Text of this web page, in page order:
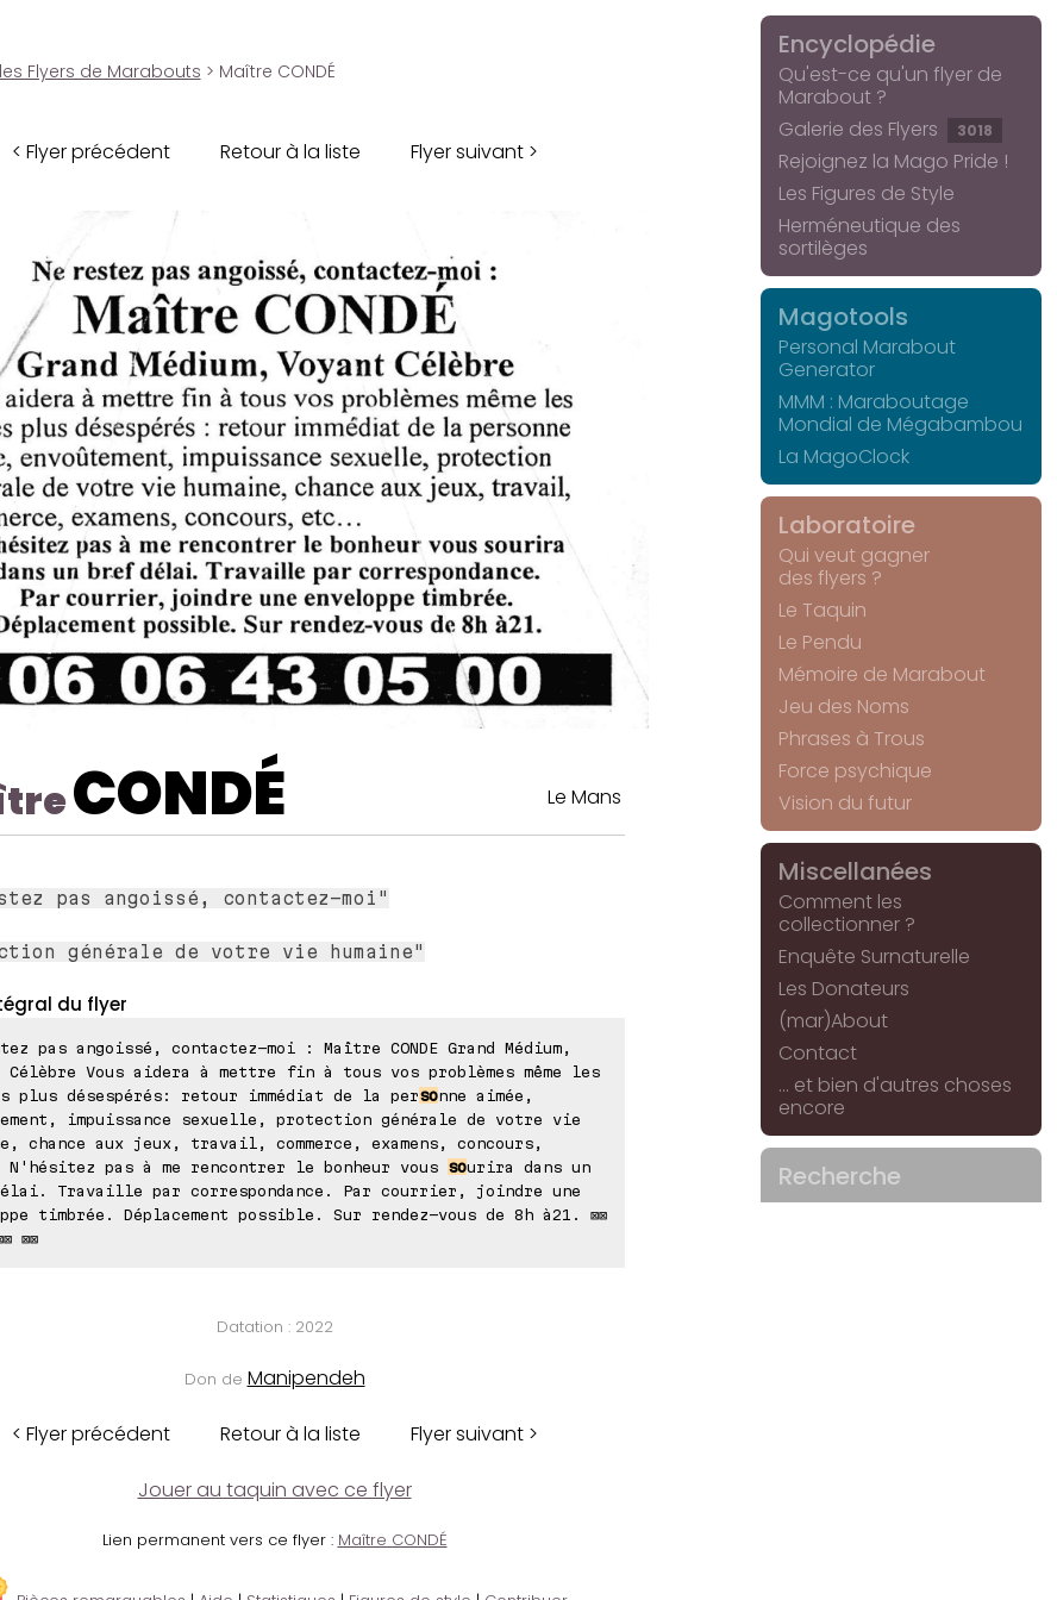
Flyers de Marabouts > Maître CONDÉ
< Flyer précédent Retour à la liste Flyer suivant >
CONDÉ Le Mans
pas angoissé, contactez-moi"
générale de votre vie humaine"
du flyer
pas angoissé, contactez-moi : Maître CONDE Grand Médium,
Célèbre Vous aidera à mettre fin à tous vos problèmes même les
plus désespérés: retour immédiat de la personne aimée,
impuissance sexuelle, protection générale de votre vie
chance aux jeux, travail, commerce, examens, concours,
pas à me rencontrer le bonheur vous
sourira dans un
Travaille par correspondance. Par courrier, joindre une
timbrée. Déplacement possible. Sur rendez-vous de 8h à21. ⊠⊠
⊠⊠
Datation : 2022
Don de Manipendeh
< Flyer précédent Retour à la liste Flyer suivant >
Jouer au taquin avec ce flyer
Lien permanent vers ce flyer : Maître CONDÉ
Encyclopédie
Qu'est-ce qu'un flyer de
Marabout ?
Galerie des Flyers
3018
Rejoignez la Mago Pride !
Les Figures de Style
Herméneutique des
sortilèges
Magotools
Personal Marabout
Generator
MMM : Maraboutage
Mondial de Mégabambou
La MagoClock
Laboratoire
Qui veut gagner
des flyers ?
Le Taquin
Le Pendu
Mémoire de Marabout
Jeu des Noms
Phrases à Trous
Force psychique
Vision du futur
Miscellanées
Comment les
collectionner ?
Enquête Surnaturelle
Les Donateurs
(mar)About
Contact
... et bien d'autres choses
encore
Recherche